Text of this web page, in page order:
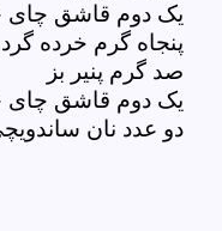
یک دوم قاشق چای
پنجاه گرم خرده
صد گرم پنیر بز
یک دوم قاشق
دو عدد نان